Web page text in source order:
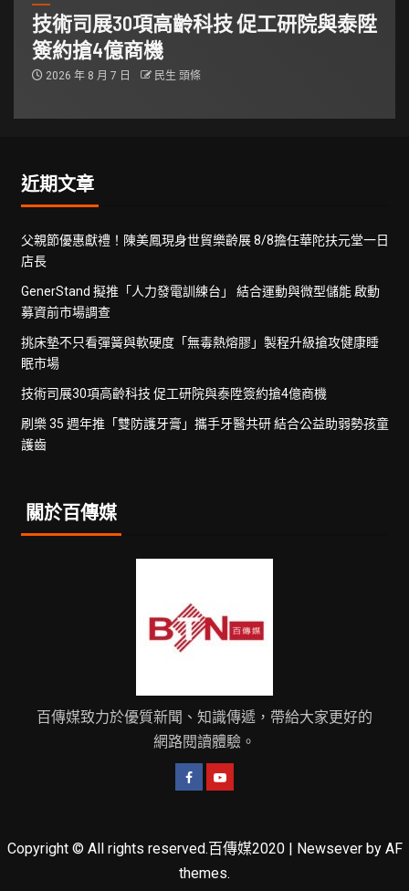
技術司展30項高齡科技 促工研院與泰陞
簽約搶4億商機
2026 年 8 月 7 日 民生 頭條
近期文章
父親節優惠獻禮！陳美鳳現身世貿樂齡展 8/8擔任華陀扶元堂一日
店長
GenerStand 擬推「人力發電訓練台」 結合運動與微型儲能 啟動
募資前市場調查
挑床墊不只看彈簧與軟硬度「無毒熱熔膠」製程升級搶攻健康睡
眠市場
技術司展30項高齡科技 促工研院與泰陞簽約搶4億商機
刷樂 35 週年推「雙防護牙膏」攜手牙醫共研 結合公益助弱勢孩童
護齒
關於百傳媒
百傳媒致力於優質新聞、知識傳遞，帶給大家更好的
網路閱讀體驗。
Copyright © All rights reserved.百傳媒2020 | Newseverby AF
themes.